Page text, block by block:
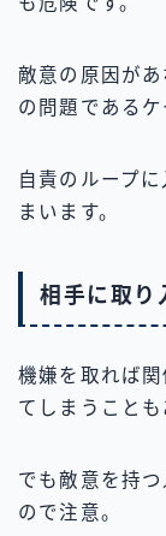
敵意の原因が
の問題であるケ
自責のループ
まいます。
相手に取り
機嫌を取れば
てしまうことも
でも敵意を持
ので注意。